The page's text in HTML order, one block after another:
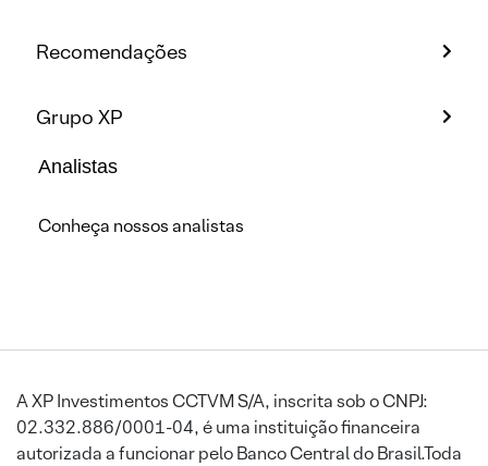
Recomendações
Grupo XP
Analistas
Conheça nossos analistas
A XP Investimentos CCTVM S/A, inscrita sob o CNPJ:
02.332.886/0001-04, é uma instituição financeira
autorizada a funcionar pelo Banco Central do Brasil.Toda